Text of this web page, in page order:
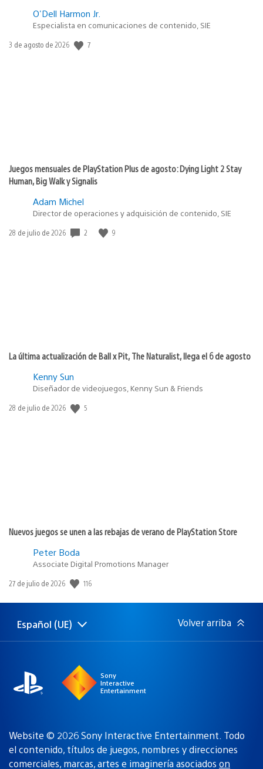
O'Dell Harmon Jr.
Especialista en comunicaciones de contenido, SIE
Fecha
3 de agosto de 2026 7
Juegos mensuales de PlayStation Plus de agosto: Dying Light 2 Stay
Human, Big Walk y Signalis
Adam Michel
Director de operaciones y adquisición de contenido, SIE
Fecha
28 de julio de 2026 2 9
La última actualización de Ball x Pit, The Naturalist, llega el 6 de agosto
Kenny Sun
Diseñador de videojuegos, Kenny Sun & Friends
Fecha
28 de julio de 2026 5
Nuevos juegos se unen a las rebajas de verano de PlayStation Store
Peter Boda
Associate Digital Promotions Manager
Fecha
publicación:
27 de julio de 2026 116
Selecciona
Región
Español (UE) Volver arriba
Sony
Interactive
Entertainment
Website © 2026 Sony Interactive Entertainment. Todo
el contenido, títulos de juegos, nombres y direcciones
comerciales, marcas, artes e imaginería asociados on